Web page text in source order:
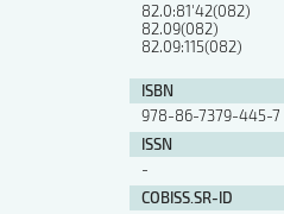
82.0:81'42(082)
82.09(082)
82.09:115(082)
ISBN
978-86-7379-445-7
ISSN
-
COBISS.SR-ID